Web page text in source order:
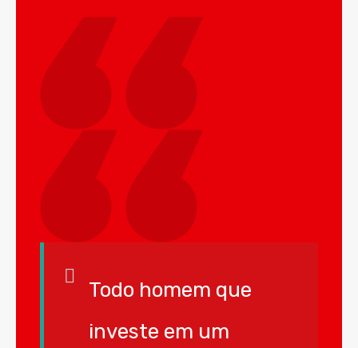
Todo homem que
investe em um